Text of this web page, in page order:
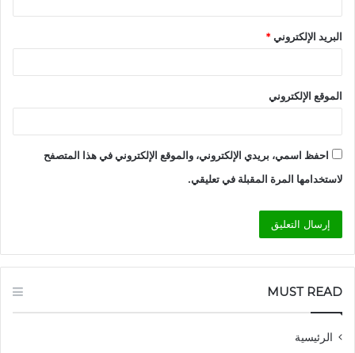
البريد الإلكتروني*
الموقع الإلكتروني
احفظ اسمي، بريدي الإلكتروني، والموقع الإلكتروني في هذا المتصفح
لاستخدامها المرة المقبلة في تعليقي.
MUST READ
الرئيسية